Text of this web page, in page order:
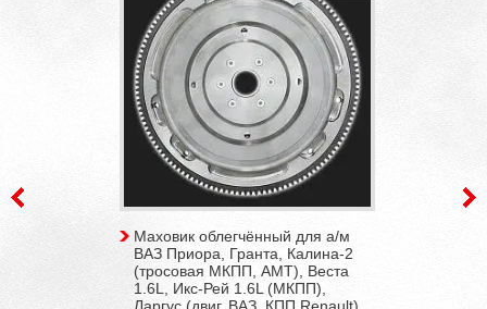
Маховик облегчённый для а/м
ВАЗ Приора, Гранта, Калина-2
(тросовая МКПП, АМТ), Веста
1.6L, Икс-Рей 1.6L (МКПП),